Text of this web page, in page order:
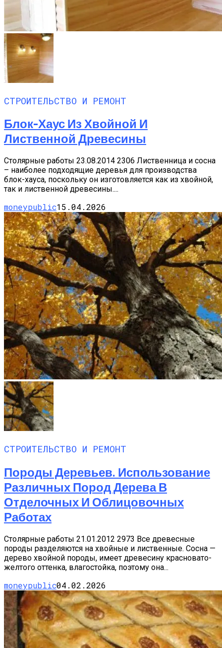
СТРОИТЕЛЬСТВО И РЕМОНТ
Блок-Хаус Из Хвойной И
Лиственной Древесины
Столярные работы 23.08.2014 2306 Лиственница и сосна
– наиболее подходящие деревья для производства
блок-хауса, поскольку он изготовляется как из хвойной,
так и лиственной древесины....
moneypublic15.04.2026
СТРОИТЕЛЬСТВО И РЕМОНТ
Породы Деревьев. Использование
Различных Пород Дерева В
Отделочных И Облицовочных
Работах
Столярные работы 21.01.2012 2973 Все древесные
породы разделяются на хвойные и лиственные. Сосна —
дерево хвойной породы, имеет древесину красновато-
желтого оттенка, влагостойка, поэтому она...
moneypublic04.02.2026